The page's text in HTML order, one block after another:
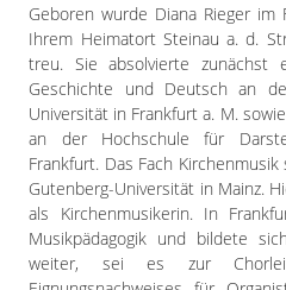
Geboren wurde Diana Rieger
Ihrem Heimatort Steinau a. d.
treu. Sie absolvierte
Geschichte und Deutsch an
Universität in Frankfurt a. M.
an der Hochschule für
Frankfurt. Das Fach
Gutenberg-Universität in Mainz.
als Kirchenmusikerin. In
Musikpädagogik und bildete
weiter, sei es zur